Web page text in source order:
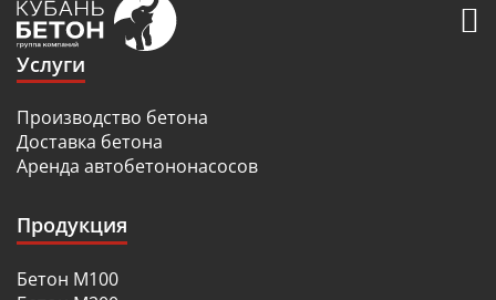
Услуги
Производство бетона
Доставка бетона
Аренда автобетононасосов
Продукция
Бетон М100